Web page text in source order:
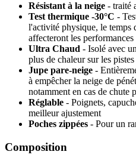
Résistant à la neige - traité
Test thermique -30°C -
l'activité physique, le temps
affecteront les
Ultra Chaud - Isolé avec
plus de chaleur sur les pistes
Jupe pare-neige -
à empêcher la neige de
notamment en cas de chute
Réglable - Poignets,
meilleur ajustement
Poches zippées - Pour un
Composition